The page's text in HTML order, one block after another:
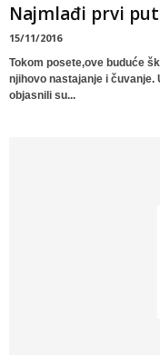
Najmlađi prvi
15/11/2016
Tokom posete,ove buduće
njihovo nastajanje i čuvanje.
objasnili su...